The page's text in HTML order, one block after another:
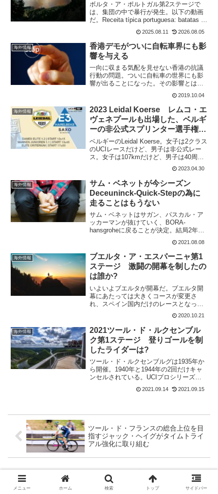
ボルタ・ア・ポルトガル第2ステージで
は、集団の中で暴行が発生。以下の動画
だ。Receita típica portuguesa: batatas a
murro 🥊#VoltaPortugal
pic.twitter.com/BA5JCPY...
2025.08.11 2026.08.05
海外情報
香港デモがついに自転車界にも影
響を与える
一向に収まる気配を見せない香港の抗議
行動の問題。ついに自転車の世界にも影
響が出ることになった。その影響とは、
香港で開催される予定となっていた
Hammer Hong Kongが中止になってしま
ったこと。楽しみにしていた香港の自転
車ファンには残...
2019.10.04
海外情報
2023 Leidal Koerse レムコ・エ
ヴェネプールも出場した、ベルギ
ーの非公式スプリンター選手権の
勝者は?
ベルギーのLeidal Koerse。女子は2クラス
のUCIレースだけど、男子は非公式レー
ス。女子は107kmだけど、男子は40周の
周回コースで行われた。2023 Leidal
Koerseプロレースではないけれど、多く
のトップスプリンター...
2023.04.30
海外情報
サム・ベネットが今シーズン
Deceuninck-Quick-Stepの為に
走ることはもうない
サム・ベネットはサガン、パスカル・ア
ッカーマンが抜けていく、BORA-
hansgroheに戻ることが決定。結局2年
間、Deceuninck-Quick-Stepで走ったこと
になる。2年間の勝利数は14。2020ツー
ル・ド・フランスでは、元チ...
2021.08.08
海外情報
ブエルタ・ア・エスパーニャ第1
ステージ 激闘の開幕を制したの
は誰か?
いよいよブエルタが開幕だ。ブエルタ開
幕にあたっては大きくコースが変更さ
れ、スペイン国内だけのレースとなっ
た。オランダからの開幕も中止。ポルト
ガルでのステージも中止となっている。
さらにコロナ対策のためにテレビ観戦を
呼び掛けている。選手ではヘス...
2020.10.21
海外情報
2021ツール・ド・ルクセンブル
ク第1ステージ 登りゴールを制
したライダーは?
ツール・ド・ルクセンブルグは1935年か
ら開催。1940年と1944年の2回だけキャ
ンセルされている。UCIプロシリーズで5
ステージで争われる。昨年優勝のUAE
Team Emiratesのディエゴ・ウリッシは
2021.09.14 2021.09.15
ツール・ド・フランスの総合上位を目
指すジャック・ヘイグがタイムトライ
アル強化に取り組む
Saliceからイタリア国旗をイメージし
た022 ITA WHITEサングラス登場
メニュー ホーム 検索 トップ サイドバー